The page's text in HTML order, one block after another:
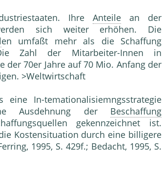
Ihre Anteilean der
sich weiter erhöhen. Die
en umfaßt mehr als die Schaffung
Zahl der Mitarbeiter-Innen in
der 70er Jahre auf 70 Mio. Anfang der
>Weltwirtschaft
In-temationalisiemngsstrategie
Ausdehnung der Beschaffung
gekennzeichnet ist.
Kostensituation durch eine billigere
1995, S. 429f.; Bedacht, 1995, S.